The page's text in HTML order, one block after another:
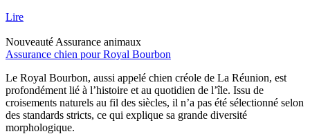
Lire
Nouveauté Assurance animaux
Assurance chien pour Royal Bourbon
Le Royal Bourbon, aussi appelé chien créole de La Réunion, est
profondément lié à l’histoire et au quotidien de l’île. Issu de
croisements naturels au fil des siècles, il n’a pas été sélectionné selon
des standards stricts, ce qui explique sa grande diversité
morphologique.